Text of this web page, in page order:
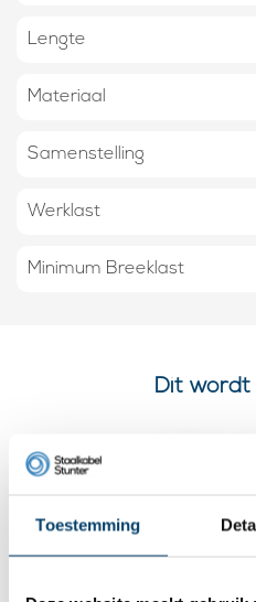
Toestemming
Lengte
Materiaal
Samenstelling
Werklast
Minimum Breeklast
Dit wordt